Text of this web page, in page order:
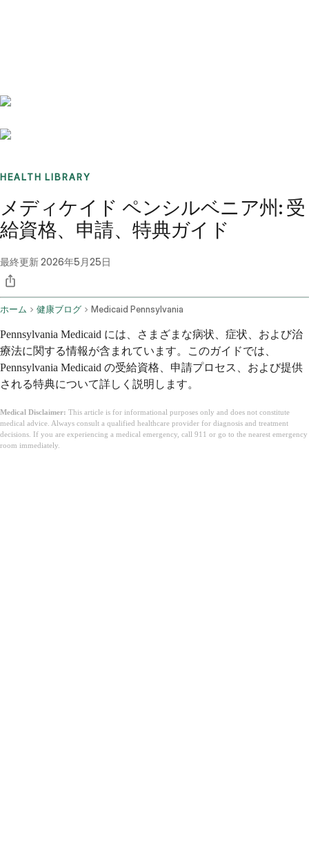
HEALTH LIBRARY
メディケイド ペンシルベニア州: 受
給資格、申請、特典ガイド
最終更新2026年5月25日
ホーム 健康ブログ Medicaid Pennsylvania
Pennsylvania Medicaid には、さまざまな病状、症状、および治
療法に関する情報が含まれています。このガイドでは、
Pennsylvania Medicaid の受給資格、申請プロセス、および提供
される特典について詳しく説明します。
Medical Disclaimer: This article is for informational purposes only and does not constitute
medical advice. Always consult a qualified healthcare provider for diagnosis and treatment
decisions. If you are experiencing a medical emergency, call 911 or go to the nearest emergency
room immediately.